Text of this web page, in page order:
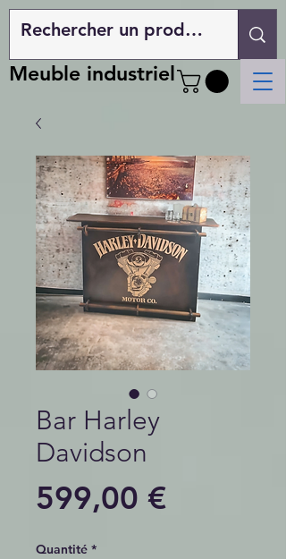
Meuble industriel
Bar Harley
Davidson
599,00 €Prix
Quantité *